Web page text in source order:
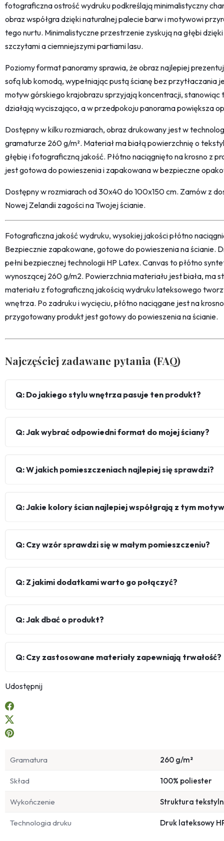
fotograficzna ostrość wydruku podkreślają minimalistyczny
obraz współgra dzięki naturalnej palecie barw i motywowi
tego nurtu. Minimalistyczne przestrzenie zyskują na głębi
szczytami a ciemniejszymi partiami lasu.
Poziomy format panoramy sprawia, że obraz najlepiej
sofą lub komodą, wypełniając pustą ścianę bez przytłaczania
motyw górskiego krajobrazu sprzyjają koncentracji, stanowiąc
działają wyciszająco, a w przedpokoju panorama powiększa
Dostępny w kilku rozmiarach, obraz drukowany jest w
gramaturze 260 g/m². Materiał ma białą powierzchnię o
głębię i fotograficzną jakość. Płótno naciągnięto na krosno z
jest gotowa do powieszenia i zapakowana w bezpieczne
Dostępny w rozmiarach od 30x40 do 100x150 cm. Zamów z
Nowej Zelandii zagości na Twojej ścianie.
Fotograficzna jakość wydruku, wysokiej jakości płótno
Bezpiecznie zapakowane, gotowe do powieszenia na ścianie.
pełni bezpiecznej technologii HP Latex. Canvas to płótno
wynoszącej 260 g/m2. Powierzchnia materiału jest biała, ma
materiału z fotograficzną jakością wydruku lateksowego
wnętrza. Po zadruku i wycięciu, płótno naciągane jest na
przygotowany produkt jest gotowy do powieszenia na ścianie.
Najczęściej zadawane pytania (FAQ)
Q: Do jakiego stylu wnętrza pasuje ten produkt?
Q: Jak wybrać odpowiedni format do mojej ściany?
Q: W jakich pomieszczeniach najlepiej się sprawdzi?
Q: Jakie kolory ścian najlepiej współgrają z tym
Q: Czy wzór sprawdzi się w małym pomieszczeniu?
Q: Z jakimi dodatkami warto go połączyć?
Q: Jak dbać o produkt?
Q: Czy zastosowane materiały zapewniają trwałość?
Udostępnij
Gramatura 260 g/m²
Skład 100% poliester
Wykończenie Struktura
Technologia druku Druk lateksowy